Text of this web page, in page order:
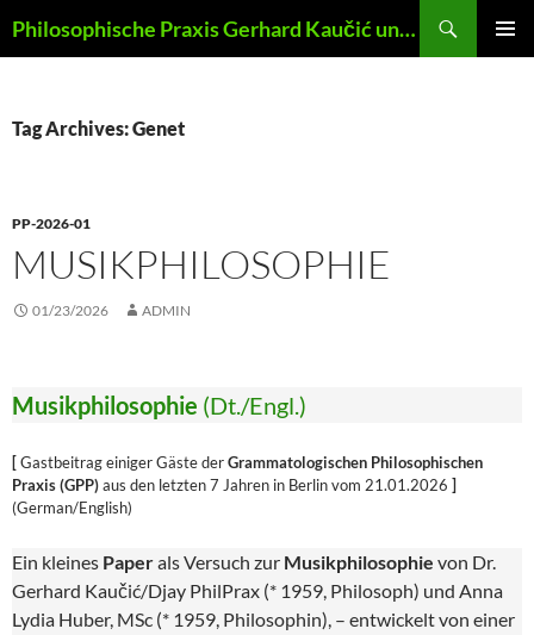
to
Philosophische Praxis Gerhard Kaučić und Anna Lydia Huber
Tag Archives: Genet
PP-2026-01
MUSIKPHILOSOPHIE
01/23/2026 ADMIN
Musikphilosophie (Dt./Engl.)
[Gastbeitrag einiger Gäste derGrammatologischen Philosophischen
Praxis (GPP)aus den letzten 7 Jahren in Berlin vom 21.01.2026 ]
(German/English)
Ein kleines Paperals Versuch zur Musikphilosophie von Dr.
Gerhard Kaučić/Djay PhilPrax (* 1959, Philosoph) und Anna
Lydia Huber, MSc (* 1959, Philosophin), – entwickelt von einer